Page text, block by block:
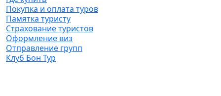
Покупка и оплата туров
Памятка туристу
Страхование туристов
Оформление виз
Отправление групп
Клуб Бон Тур